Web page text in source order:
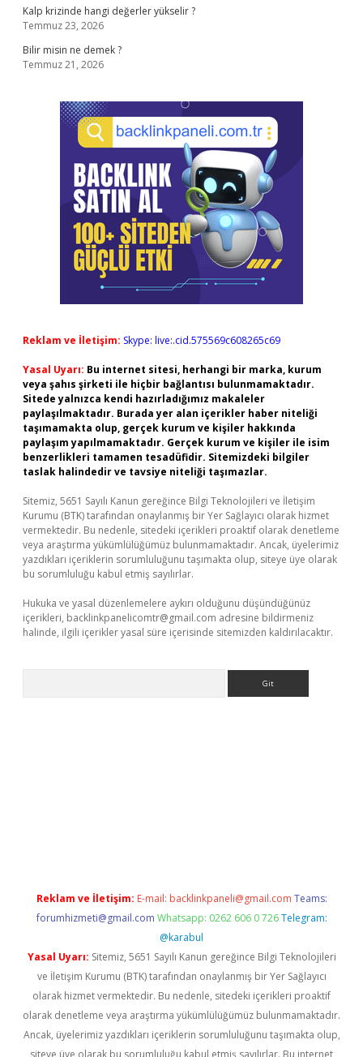
Kalp krizinde hangi değerler yükselir ?
Temmuz 23, 2026
Bilir misin ne demek ?
Temmuz 21, 2026
Reklam ve İletişim: Skype: live:.cid.575569c608265c69
Yasal Uyarı: Bu internet sitesi, herhangi bir marka, kurum
veya şahıs şirketi ile hiçbir bağlantısı bulunmamaktadır.
Sitede yalnızca kendi hazırladığımız makaleler
paylaşılmaktadır. Burada yer alan içerikler haber niteliği
taşımamakta olup, gerçek kurum ve kişiler hakkında
paylaşım yapılmamaktadır. Gerçek kurum ve kişiler ile isim
benzerlikleri tamamen tesadüfidir. Sitemizdeki bilgiler
taslak halindedir ve tavsiye niteliği taşımazlar.
Sitemiz, 5651 Sayılı Kanun gereğince Bilgi Teknolojileri ve İletişim
Kurumu (BTK) tarafından onaylanmış bir Yer Sağlayıcı olarak hizmet
vermektedir. Bu nedenle, sitedeki içerikleri proaktif olarak denetleme
veya araştırma yükümlülüğümüz bulunmamaktadır. Ancak, üyelerimiz
yazdıkları içeriklerin sorumluluğunu taşımakta olup, siteye üye olarak
bu sorumluluğu kabul etmiş sayılırlar.
Hukuka ve yasal düzenlemelere aykırı olduğunu düşündüğünüz
içerikleri, backlinkpanelicomtr@gmail.com adresine bildirmeniz
halinde, ilgili içerikler yasal süre içerisinde sitemizden kaldırılacaktır.
Reklam ve İletişim: E-mail: backlinkpaneli@gmail.com Teams:
forumhizmeti@gmail.com Whatsapp: 0262 606 0 726 Telegram:
@karabul
Yasal Uyarı: Sitemiz, 5651 Sayılı Kanun gereğince Bilgi Teknolojileri
ve İletişim Kurumu (BTK) tarafından onaylanmış bir Yer Sağlayıcı
olarak hizmet vermektedir. Bu nedenle, sitedeki içerikleri proaktif
olarak denetleme veya araştırma yükümlülüğümüz bulunmamaktadır.
Ancak, üyelerimiz yazdıkları içeriklerin sorumluluğunu taşımakta olup,
siteye üye olarak bu sorumluluğu kabul etmiş sayılırlar. Bu internet